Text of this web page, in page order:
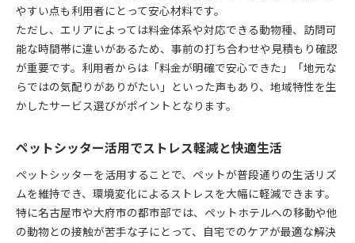
やすい点も利用者にとって安心材料です。
ただし、エリアによっては料金体系や対応できる動物種、訪問可
能な時間帯に違いがあるため、事前の打ち合わせや見積もり確認
が重要です。利用者からは「料金が明確で安心できた」「地元な
らではの気配りがありがたい」といった声もあり、地域特性を生
かしたサービス選びがポイントとなります。
ペットシッター活用でストレス軽減と快適生活
ペットシッターを活用することで、ペットが普段通りの生活リズ
ムを維持でき、環境変化によるストレスを大幅に軽減できます。
特に名古屋市や大府市の都市部では、ペットホテルへの移動や他
の動物との接触が苦手な子にとって、自宅でのケアが最適な解決